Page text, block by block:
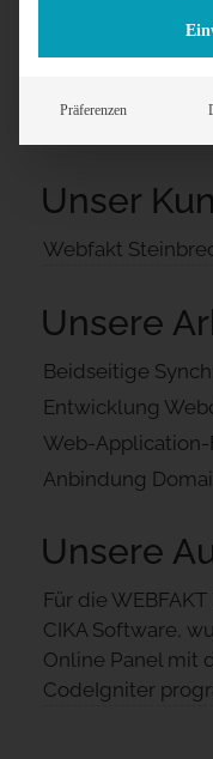
Unser
Webfakt
Unsere
Beidseitige
Entwicklung
Web-
Anbindung
Unsere
Für die
CIKA Software,
Online Panel mit
CodeIgniter
Präferenzen